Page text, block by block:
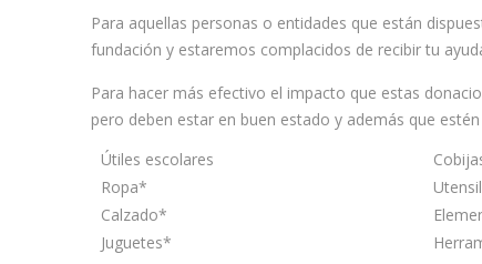
Para aquellas personas o entidades que están
fundación y estaremos complacidos de recibir tu
Para hacer más efectivo el impacto que estas
pero deben estar en buen estado y además que
Útiles escolares
Ropa*
Calzado*
Juguetes*